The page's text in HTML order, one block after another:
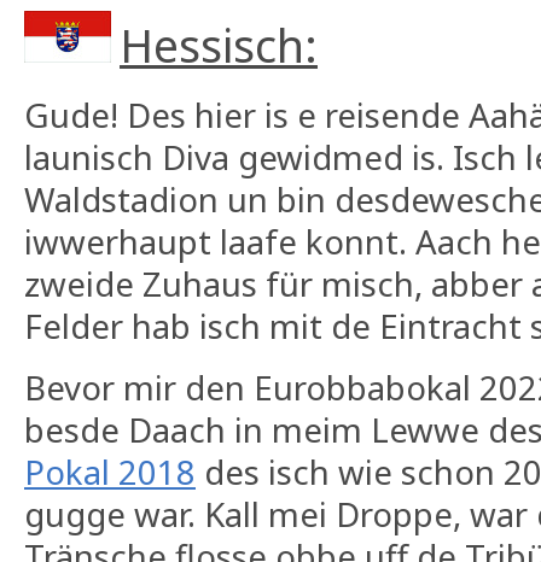
Hessisch:
Gude! Des hier is e reisende
launisch Diva gewidmed is. Isch
Waldstadion un bin
iwwerhaupt laafe konnt. Aach
zweide Zuhaus für misch, abber
Felder hab isch mit de Eintracht
Bevor mir den Eurobbabokal
besde Daach in meim Lewwe
Pokal 2018 des isch wie schon
gugge war. Kall mei Droppe, war